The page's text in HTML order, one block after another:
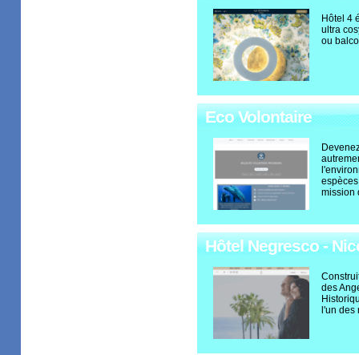
Hôtel 4
ultra
ou
Eco Volontaire
mission
Hôtel Negresco -
des
l'un